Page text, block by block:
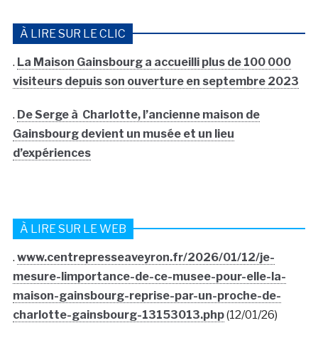
À LIRE SUR LE CLIC
. La Maison Gainsbourg a accueilli plus de 100 000
visiteurs depuis son ouverture en septembre 2023
. De Serge à Charlotte, l’ancienne maison de
Gainsbourg devient un musée et un lieu
d’expériences
À LIRE SUR LE WEB
. www.centrepresseaveyron.fr/2026/01/12/je-
mesure-limportance-de-ce-musee-pour-elle-la-
maison-gainsbourg-reprise-par-un-proche-de-
charlotte-gainsbourg-13153013.php(12/01/26)